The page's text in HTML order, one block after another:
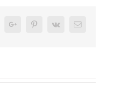
GoogleplusPinterest
Vk Email